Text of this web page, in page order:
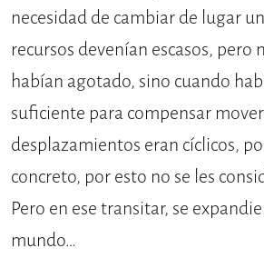
necesidad de cambiar de lugar
recursos devenían escasos, pero
habían agotado, sino cuando
suficiente para compensar
desplazamientos eran cíclicos,
concreto, por esto no se les
Pero en ese transitar, se
mundo…